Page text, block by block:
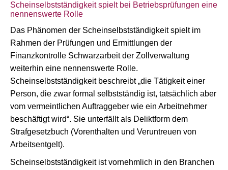
Scheinselbstständigkeit spielt bei Betriebsprüfungen eine
nennenswerte Rolle
Das Phänomen der Scheinselbstständigkeit spielt im
Rahmen der Prüfungen und Ermittlungen der
Finanzkontrolle Schwarzarbeit der Zollverwaltung
weiterhin eine nennenswerte Rolle.
Scheinselbstständigkeit beschreibt „die Tätigkeit einer
Person, die zwar formal selbstständig ist, tatsächlich aber
vom vermeintlichen Auftraggeber wie ein Arbeitnehmer
beschäftigt wird“. Sie unterfällt als Deliktform dem
Strafgesetzbuch (Vorenthalten und Veruntreuen von
Arbeitsentgelt).
Scheinselbstständigkeit ist vornehmlich in den Branchen